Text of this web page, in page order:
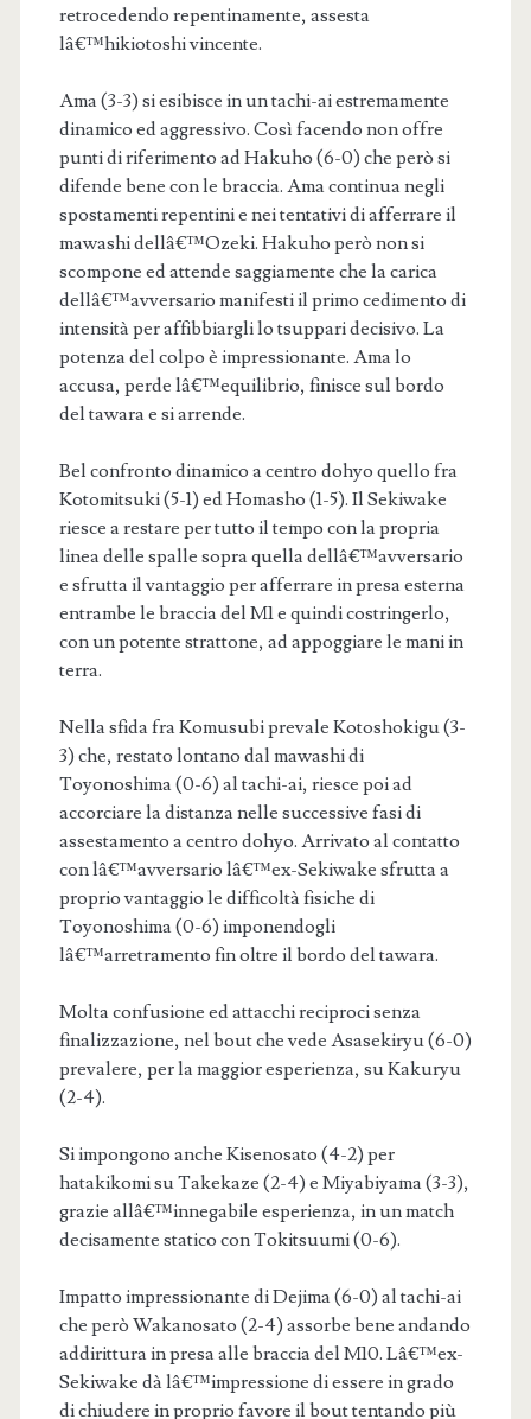
retrocedendo repentinamente, assesta
lâ€™hikiotoshi vincente.
Ama (3-3) si esibisce in un tachi-ai estremamente
dinamico ed aggressivo. Così facendo non offre
punti di riferimento ad Hakuho (6-0) che però si
difende bene con le braccia. Ama continua negli
spostamenti repentini e nei tentativi di afferrare il
mawashi dellâ€™Ozeki. Hakuho però non si
scompone ed attende saggiamente che la carica
dellâ€™avversario manifesti il primo cedimento di
intensità per affibbiargli lo tsuppari decisivo. La
potenza del colpo è impressionante. Ama lo
accusa, perde lâ€™equilibrio, finisce sul bordo
del tawara e si arrende.
Bel confronto dinamico a centro dohyo quello fra
Kotomitsuki (5-1) ed Homasho (1-5). Il Sekiwake
riesce a restare per tutto il tempo con la propria
linea delle spalle sopra quella dellâ€™avversario
e sfrutta il vantaggio per afferrare in presa esterna
entrambe le braccia del M1 e quindi costringerlo,
con un potente strattone, ad appoggiare le mani in
terra.
Nella sfida fra Komusubi prevale Kotoshokigu (3-
3) che, restato lontano dal mawashi di
Toyonoshima (0-6) al tachi-ai, riesce poi ad
accorciare la distanza nelle successive fasi di
assestamento a centro dohyo. Arrivato al contatto
con lâ€™avversario lâ€™ex-Sekiwake sfrutta a
proprio vantaggio le difficoltà fisiche di
Toyonoshima (0-6) imponendogli
lâ€™arretramento fin oltre il bordo del tawara.
Molta confusione ed attacchi reciproci senza
finalizzazione, nel bout che vede Asasekiryu (6-0)
prevalere, per la maggior esperienza, su Kakuryu
(2-4).
Si impongono anche Kisenosato (4-2) per
hatakikomi su Takekaze (2-4) e Miyabiyama (3-3),
grazie allâ€™innegabile esperienza, in un match
decisamente statico con Tokitsuumi (0-6).
Impatto impressionante di Dejima (6-0) al tachi-ai
che però Wakanosato (2-4) assorbe bene andando
addirittura in presa alle braccia del M10. Lâ€™ex-
Sekiwake dà lâ€™impressione di essere in grado
di chiudere in proprio favore il bout tentando più